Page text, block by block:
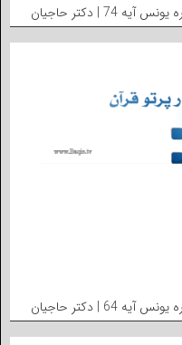
74 | دکتر حاجیان
64 | دکتر حاجیان